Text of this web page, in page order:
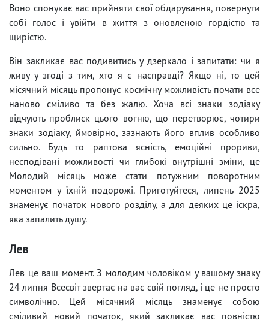
Воно спонукає вас прийняти свої обдарування, повернути
собі голос і увійти в життя з оновленою гордістю та
щирістю.
Він закликає вас подивитись у дзеркало і запитати: чи я
живу у згоді з тим, хто я є насправді? Якщо ні, то цей
місячний місяць пропонує космічну можливість почати все
наново сміливо та без жалю. Хоча всі знаки зодіаку
відчують проблиск цього вогню, що перетворює, чотири
знаки зодіаку, ймовірно, зазнають його вплив особливо
сильно. Будь то раптова ясність, емоційні прориви,
несподівані можливості чи глибокі внутрішні зміни, це
Молодий місяць може стати потужним поворотним
моментом у їхній подорожі. Приготуйтеся, липень 2025
знаменує початок нового розділу, а для деяких це іскра,
яка запалить душу.
Лев
Лев це ваш момент. З молодим чоловіком у вашому знаку
24 липня Всесвіт звертає на вас свій погляд, і це не просто
символічно. Цей місячний місяць знаменує собою
сміливий новий початок, який закликає вас повністю